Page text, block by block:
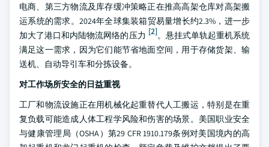
电商、第三方物流及库存缓冲策略正在推高高架仓库对高架搬
运系统的需求。2024年全球集装箱贸易量增长约2.3%，进一步
加大了港口和内陆物流网络的压力 [2]。悬挂式单轨起重机系统
满足这一需求，因为它们能节省地面空间，用于存储货架、输
送机、自动导引车和分拣设备。
对工作场所安全的日益重视
工厂和物流设施正在用机械化起重替代人工搬运，特别是在重
复负载可能造成人体工程学风险和伤害的场景。美国职业安全
与健康管理局（OSHA）第29 CFR 1910.179条例对美国境内的高